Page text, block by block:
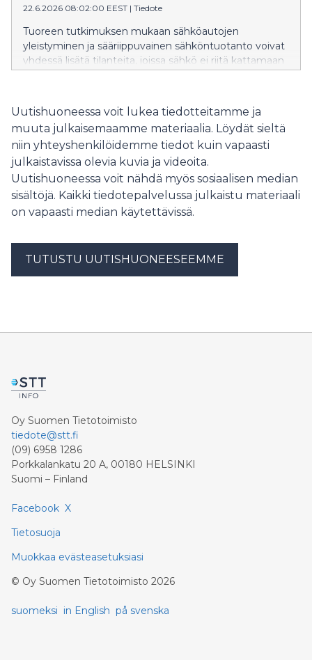
22.6.2026 08:02:00 EEST | Tiedote
Tuoreen tutkimuksen mukaan sähköautojen
yleistyminen ja sääriippuvainen sähköntuotanto voivat
yhdessä lisätä tilanteita, joissa sähkö ei riitä kattamaan
talvella.
Uutishuoneessa voit lukea tiedotteitamme ja
muuta julkaisemaamme materiaalia. Löydät sieltä
niin yhteyshenkilöidemme tiedot kuin vapaasti
julkaistavissa olevia kuvia ja videoita.
Uutishuoneessa voit nähdä myös sosiaalisen median
sisältöjä. Kaikki tiedotepalvelussa julkaistu materiaali
on vapaasti median käytettävissä.
TUTUSTU UUTISHUONEESEEMME
Oy Suomen Tietotoimisto
tiedote@stt.fi
(09) 6958 1286
Porkkalankatu 20 A, 00180 HELSINKI
Suomi – Finland
Facebook X
Tietosuoja
Muokkaa evästeasetuksiasi
© Oy Suomen Tietotoimisto 2026
suomeksi in English på svenska